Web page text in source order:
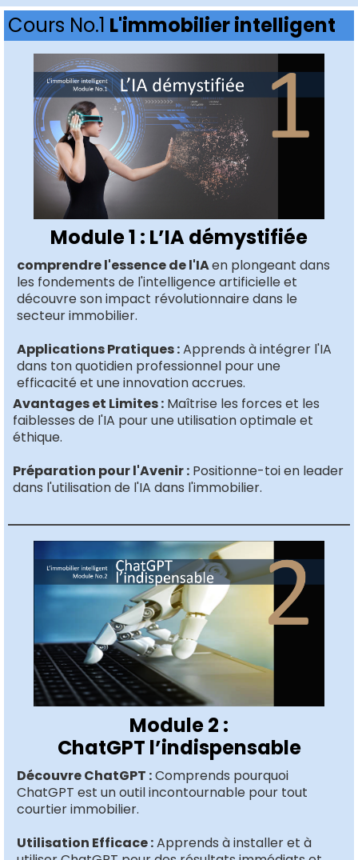
Cours No.1 L'immobilier intelligent
Module 1 : L’IA démystifiée
comprendre l'essence de l'IAen plongeant dans
les fondements de l'intelligence artificielle et
découvre son impact révolutionnaire dans le
secteur immobilier.
Applications Pratiques :Apprends à intégrer l'IA
dans ton quotidien professionnel pour une
efficacité et une innovation accrues.
Avantages et Limites : Maîtrise les forces et les
faiblesses de l'IA pour une utilisation optimale et
éthique.
Préparation pour l'Avenir : Positionne-toi en leader
dans l'utilisation de l'IA dans l'immobilier.
Module 2 :
ChatGPT l’indispensable
Découvre ChatGPT :Comprends pourquoi
ChatGPT est un outil incontournable pour tout
courtier immobilier.
Utilisation Efficace :Apprends à installer et à